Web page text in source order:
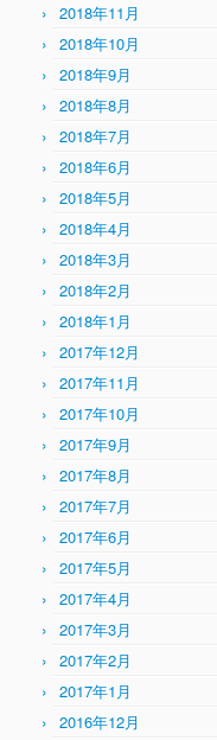
2018年11月
2018年10月
2018年9月
2018年8月
2018年7月
2018年6月
2018年5月
2018年4月
2018年3月
2018年2月
2018年1月
2017年12月
2017年11月
2017年10月
2017年9月
2017年8月
2017年7月
2017年6月
2017年5月
2017年4月
2017年3月
2017年2月
2017年1月
2016年12月